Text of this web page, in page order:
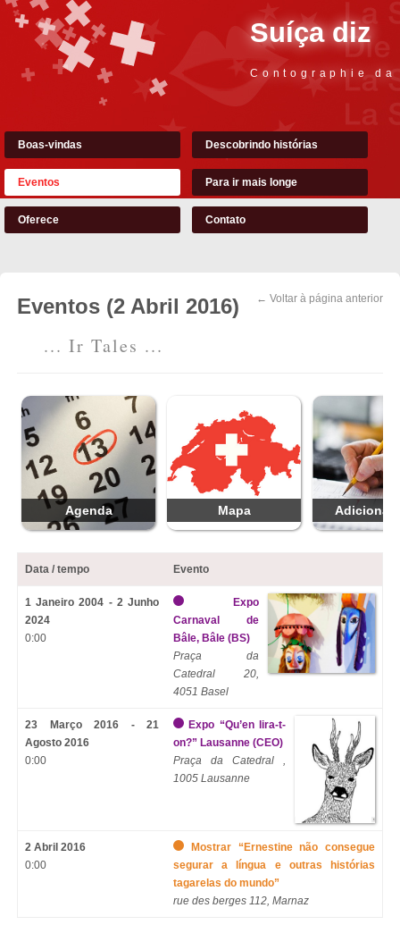
Suíça diz
Contographie
Boas-vindas Descobrindo histórias
Eventos Para ir mais longe
Oferece Contato
← Voltar à página anterior
Eventos (2 Abril 2016)
... Ir Tales ...
Agenda Mapa Adicionar
Data / tempo Evento
1 Janeiro 2004 - 2 Junho
2024
0:00
Expo
Carnaval de
Bâle, Bâle (BS)
Praça da
Catedral 20,
4051 Basel
23 Março 2016 - 21
Agosto 2016
0:00
Expo “Qu’en lira-t-
on?” Lausanne (CEO)
Praça da Catedral ,
1005 Lausanne
2 Abril 2016
0:00
Mostrar “Ernestine não consegue
segurar a língua e outras histórias
tagarelas do mundo”
rue des berges 112, Marnaz